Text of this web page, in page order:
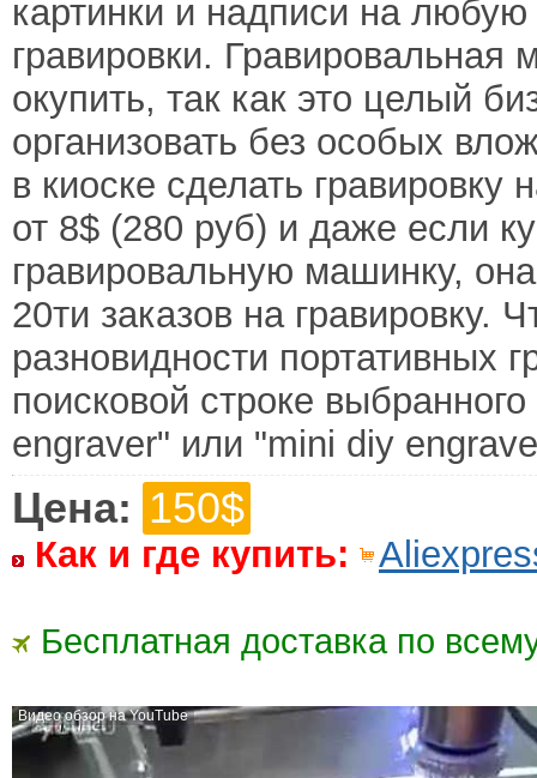
картинки и надписи на
гравировки.
окупить, так как это целый
организовать без особых
в киоске сделать гравировку
от 8$ (280 руб) и даже если
гравировальную машинку,
20ти заказов на гравировку.
разновидности портативных
поисковой строке
engraver" или "mini diy
Цена: 150$
Как и где купить:
Бесплатная доставка по
Видео обзор на YouTube